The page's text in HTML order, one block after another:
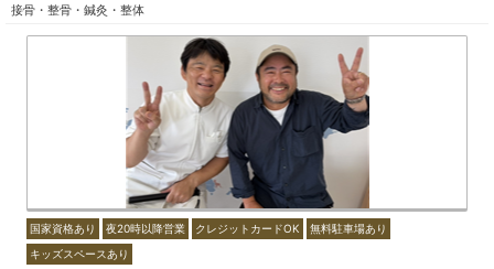
接骨・整骨・鍼灸・整体
国家資格あり 夜20時以降営業 クレジットカードOK
無料駐車場あり
キッズスペースあり